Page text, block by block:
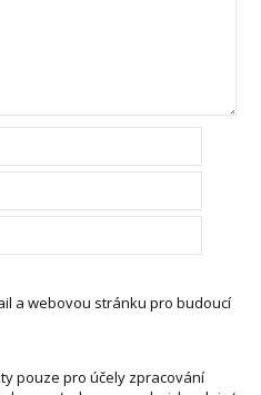
a webovou stránku pro budoucí
pouze pro účely zpracování